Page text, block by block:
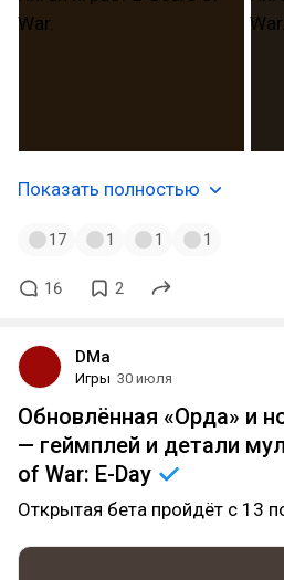
Показать полностью
17 1 1 1
16 2
DMa
Игры 30 июля
Обновлённая «Орда» и
— геймплей и детали
of War: E-Day
Открытая бета пройдёт с 13